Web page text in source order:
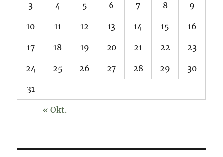
3 4 5 6 7 8 9
10 11 12 13 14 15 16
17 18 19 20 21 22 23
24 25 26 27 28 29 30
31
« Okt.